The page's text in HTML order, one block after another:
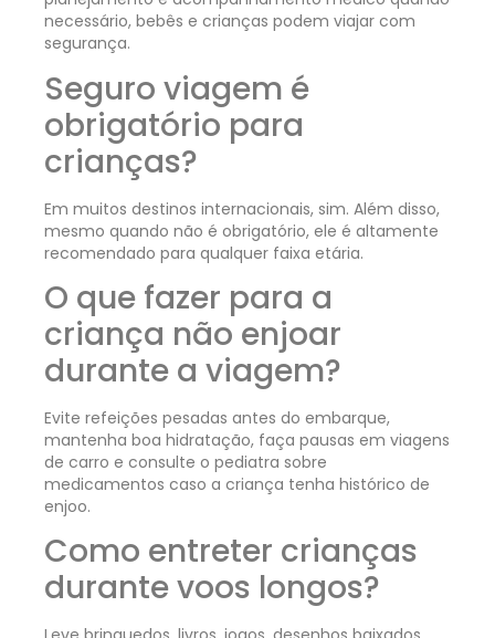
necessário, bebês e crianças podem viajar com
segurança.
Seguro viagem é
obrigatório para
crianças?
Em muitos destinos internacionais, sim. Além disso,
mesmo quando não é obrigatório, ele é altamente
recomendado para qualquer faixa etária.
O que fazer para a
criança não enjoar
durante a viagem?
Evite refeições pesadas antes do embarque,
mantenha boa hidratação, faça pausas em viagens
de carro e consulte o pediatra sobre
medicamentos caso a criança tenha histórico de
enjoo.
Como entreter crianças
durante voos longos?